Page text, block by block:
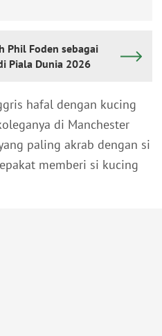
Phil Foden sebagai
Piala Dunia 2026
hafal dengan kucing
di Manchester
paling akrab dengan si
memberi si kucing